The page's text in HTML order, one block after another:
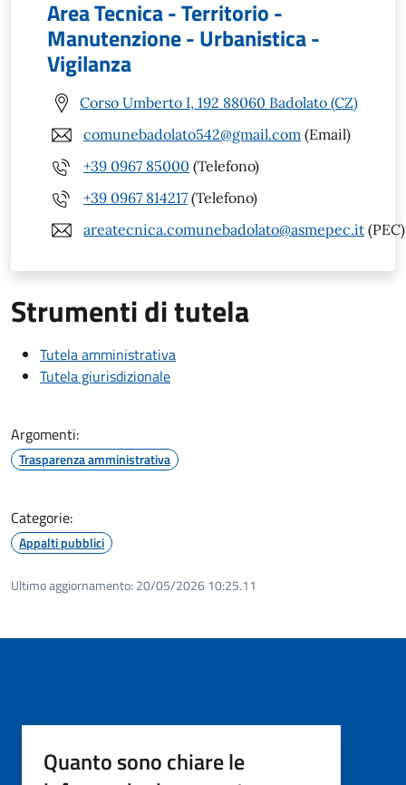
Area Tecnica - Territorio -
Manutenzione - Urbanistica -
Vigilanza
Corso Umberto I, 192 88060 Badolato (CZ)
comunebadolato542@gmail.com (Email)
+39 0967 85000 (Telefono)
+39 0967 814217 (Telefono)
areatecnica.comunebadolato@asmepec.it (PEC)
Strumenti di tutela
Tutela amministrativa
Tutela giurisdizionale
Argomenti:
Trasparenza amministrativa
Categorie:
Appalti pubblici
Ultimo aggiornamento: 20/05/2026 10:25.11
Quanto sono chiare le